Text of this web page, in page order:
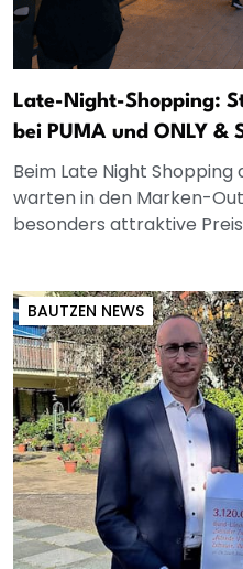
Late-Night-Shopping:
bei PUMA und ONLY &
Beim Late Night Shopping
warten in den Marken-
besonders attraktive
BAUTZEN NEWS